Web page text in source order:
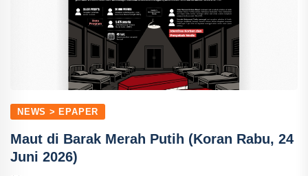
NEWS > EPAPER
Maut di Barak Merah Putih (Koran Rabu, 24
Juni 2026)